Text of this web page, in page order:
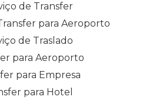
de Transfer
para Aeroporto
de Traslado
para Aeroporto
para Empresa
para Hotel